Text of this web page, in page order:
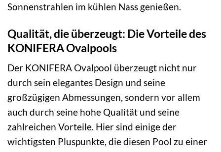
Sonnenstrahlen im kühlen Nass genießen.
Qualität, die überzeugt: Die Vorteile des
KONIFERA Ovalpools
Der KONIFERA Ovalpool überzeugt nicht nur
durch sein elegantes Design und seine
großzügigen Abmessungen, sondern vor allem
auch durch seine hohe Qualität und seine
zahlreichen Vorteile. Hier sind einige der
wichtigsten Pluspunkte, die diesen Pool zu einer